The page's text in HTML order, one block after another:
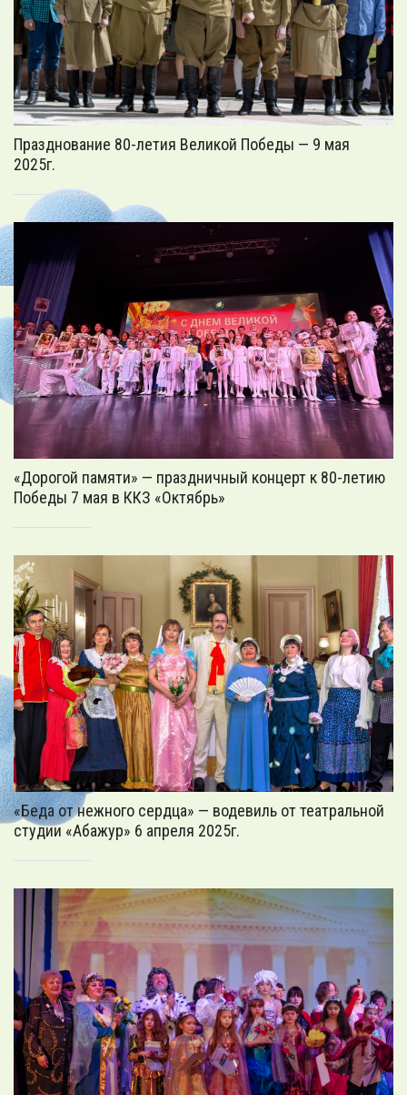
Празднование 80-летия Великой Победы — 9 мая
2025г.
«Дорогой памяти» — праздничный концерт к 80-летию
Победы 7 мая в ККЗ «Октябрь»
«Беда от нежного сердца» — водевиль от театральной
студии «Абажур» 6 апреля 2025г.